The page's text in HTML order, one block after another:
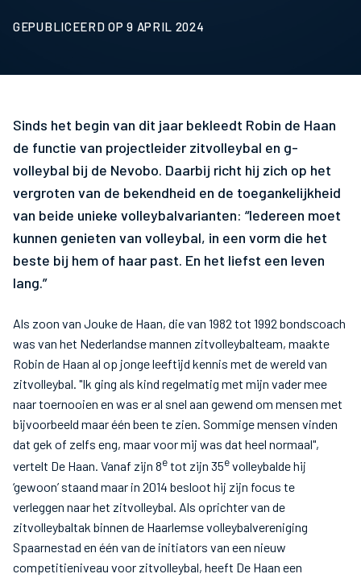
GEPUBLICEERD OP 9 APRIL 2024
Sinds het begin van dit jaar bekleedt Robin de Haan
de functie van projectleider zitvolleybal en g-
volleybal bij de Nevobo. Daarbij richt hij zich op het
vergroten van de bekendheid en de toegankelijkheid
van beide unieke volleybalvarianten: “Iedereen moet
kunnen genieten van volleybal, in een vorm die het
beste bij hem of haar past. En het liefst een leven
lang.”
Als zoon van Jouke de Haan, die van 1982 tot 1992 bondscoach
was van het Nederlandse mannen zitvolleybalteam, maakte
Robin de Haan al op jonge leeftijd kennis met de wereld van
zitvolleybal. "Ik ging als kind regelmatig met mijn vader mee
naar toernooien en was er al snel aan gewend om mensen met
bijvoorbeeld maar één been te zien. Sommige mensen vinden
dat gek of zelfs eng, maar voor mij was dat heel normaal",
vertelt De Haan. Vanaf zijn 8etot zijn 35evolleybalde hij
‘gewoon’ staand maar in 2014 besloot hij zijn focus te
verleggen naar het zitvolleybal. Als oprichter van de
zitvolleybaltak binnen de Haarlemse volleybalvereniging
Spaarnestad en één van de initiators van een nieuw
competitieniveau voor zitvolleybal, heeft De Haan een